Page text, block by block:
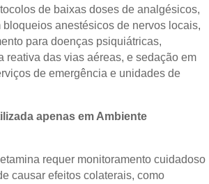
de baixas doses de analgésicos,
anestésicos de nervos locais,
para doenças psiquiátricas,
reativa das vias aéreas, e sedação em
de emergência e unidades de
apenas em Ambiente
requer monitoramento cuidadoso
causar efeitos colaterais, como